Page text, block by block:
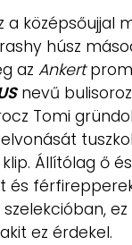
ZENE
MÉDIAAJÁNLAT
IMPRESSZUM
PR-ARCHÍVUM
ADATKEZELÉSI
a középsőujjal
húsz
az Ankert
nevű
Tomi
Állítólag ő
és
ez
ez érdekel.